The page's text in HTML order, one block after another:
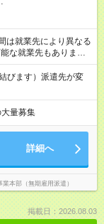
は就業先により異なる
つくるべく、 働き方
びます）派遣先が変
量募集
詳細へ
本部（無期雇用派遣）
掲載日：2026.08.03